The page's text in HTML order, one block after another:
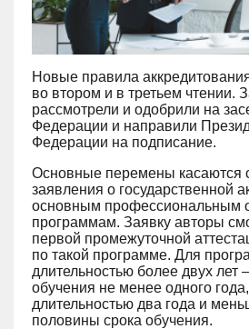
Новые правила
во втором и в третьем чтении.
рассмотрели и одобрили на
Федерации и направили
Федерации на подписание.
Основные перемены касаются
заявления о государственной
основным профессиональным
программам. Заявку авторы
первой промежуточной
по такой программе. Для
длительностью более двух лет
обучения не менее одного
длительностью два года и
половины срока обучения.